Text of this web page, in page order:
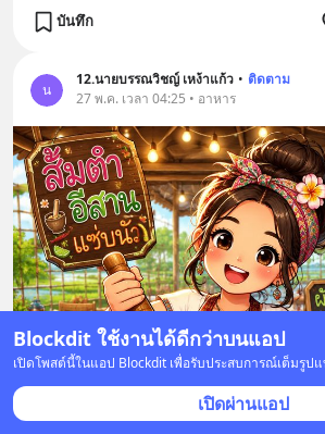
Blockdit ใช้งานได้ดีกว่าบนแอป
เปิดโพสต์นี้ในแอป Blockdit เพื่อรับประสบการณ์เต็มรูป
เปิดผ่านแอป
บันทึก
น
12.นายบรรณวิชญ์ เหง้าแก้ว • ติดตาม
27 พ.ค. เวลา 04:25 • อาหาร